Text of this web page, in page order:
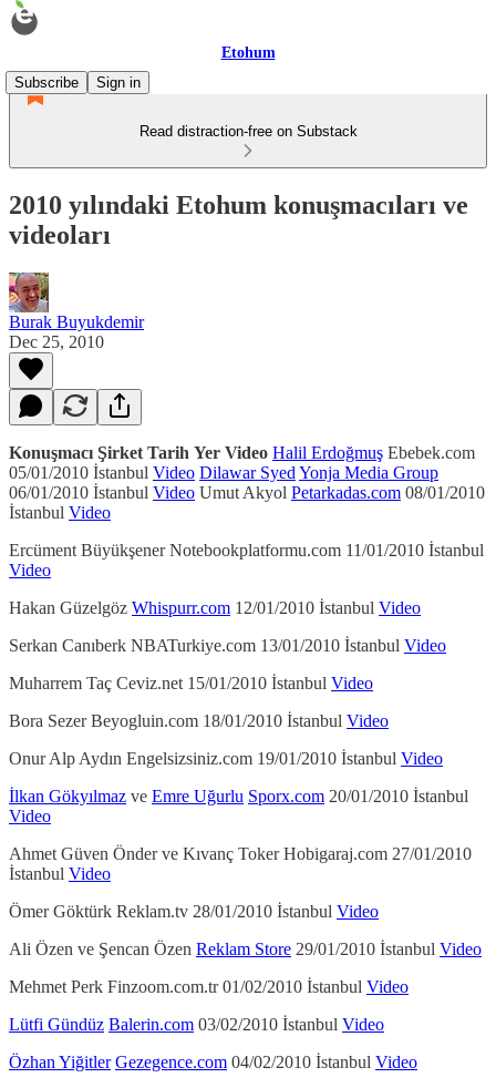
Etohum
Subscribe
Sign in
Read distraction-free on Substack
2010 yılındaki Etohum konuşmacıları ve
videoları
Burak Buyukdemir
Dec 25, 2010
Konuşmacı Şirket Tarih Yer Video Halil Erdoğmuş Ebebek.com
05/01/2010 İstanbul Video Dilawar Syed Yonja Media Group
06/01/2010 İstanbul Video Umut Akyol Petarkadas.com 08/01/2010
İstanbul Video
Ercüment Büyükşener Notebookplatformu.com 11/01/2010 İstanbul
Video
Hakan Güzelgöz Whispurr.com 12/01/2010 İstanbul Video
Serkan Canıberk NBATurkiye.com 13/01/2010 İstanbul Video
Muharrem Taç Ceviz.net 15/01/2010 İstanbul Video
Bora Sezer Beyogluin.com 18/01/2010 İstanbul Video
Onur Alp Aydın Engelsizsiniz.com 19/01/2010 İstanbul Video
İlkan Gökyılmaz ve Emre Uğurlu Sporx.com 20/01/2010 İstanbul
Video
Ahmet Güven Önder ve Kıvanç Toker Hobigaraj.com 27/01/2010
İstanbul Video
Ömer Göktürk Reklam.tv 28/01/2010 İstanbul Video
Ali Özen ve Şencan Özen Reklam Store 29/01/2010 İstanbul Video
Mehmet Perk Finzoom.com.tr 01/02/2010 İstanbul Video
Lütfi Gündüz Balerin.com 03/02/2010 İstanbul Video
Özhan Yiğitler Gezegence.com 04/02/2010 İstanbul Video